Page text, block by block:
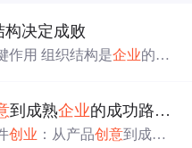
构决定成败
作用 组织结构是企业的
、事业部型、矩阵型及新
例（如“快锅”“智蜂外
到成熟企业的成功路线图》——第1章 硬件
创业 ：从产品创意到成熟